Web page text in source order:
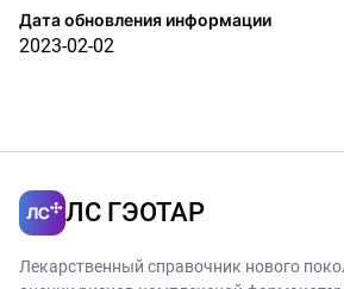
Дата обновления информации
2023-02-02
ЛС ГЭОТАР
Лекарственный справочник нового